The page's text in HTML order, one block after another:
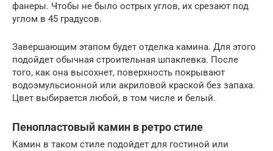
фанеры. Чтобы не было острых углов, их срезают под
углом в 45 градусов.
Завершающим этапом будет отделка камина. Для этого
подойдет обычная строительная шпаклевка. После
того, как она высохнет, поверхность покрывают
водоэмульсионной или акриловой краской без запаха.
Цвет выбирается любой, в том числе и белый.
Пенопластовый камин в ретро стиле
Камин в таком стиле подойдет для гостиной или